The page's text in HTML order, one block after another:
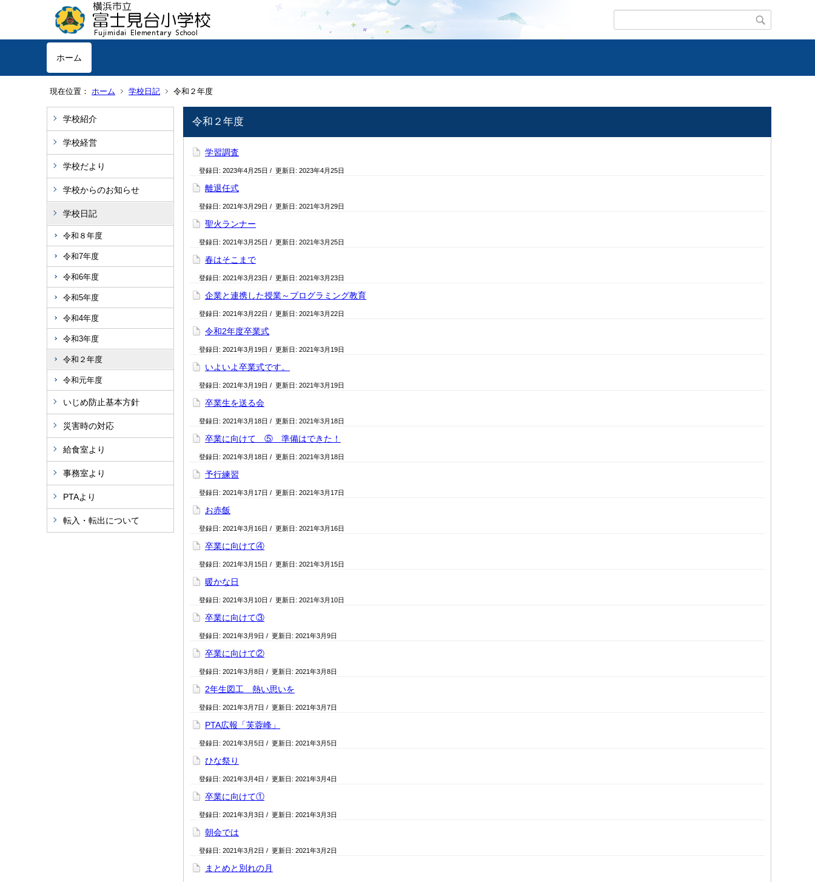
ホーム
現在位置： ホーム 学校日記 令和２年度
学校紹介
学校経営
学校だより
学校からのお知らせ
学校日記
令和８年度
令和7年度
令和6年度
令和5年度
令和4年度
令和3年度
令和２年度
令和元年度
いじめ防止基本方針
災害時の対応
給食室より
事務室より
PTAより
転入・転出について
令和２年度
学習調査
登録日: 2023年4月25日 / 更新日: 2023年4月25日
離退任式
登録日: 2021年3月29日 / 更新日: 2021年3月29日
聖火ランナー
登録日: 2021年3月25日 / 更新日: 2021年3月25日
春はそこまで
登録日: 2021年3月23日 / 更新日: 2021年3月23日
企業と連携した授業～プログラミング教育
登録日: 2021年3月22日 / 更新日: 2021年3月22日
令和2年度卒業式
登録日: 2021年3月19日 / 更新日: 2021年3月19日
いよいよ卒業式です。
登録日: 2021年3月19日 / 更新日: 2021年3月19日
卒業生を送る会
登録日: 2021年3月18日 / 更新日: 2021年3月18日
卒業に向けて ⑤ 準備はできた！
登録日: 2021年3月18日 / 更新日: 2021年3月18日
予行練習
登録日: 2021年3月17日 / 更新日: 2021年3月17日
お赤飯
登録日: 2021年3月16日 / 更新日: 2021年3月16日
卒業に向けて④
登録日: 2021年3月15日 / 更新日: 2021年3月15日
暖かな日
登録日: 2021年3月10日 / 更新日: 2021年3月10日
卒業に向けて③
登録日: 2021年3月9日 / 更新日: 2021年3月9日
卒業に向けて②
登録日: 2021年3月8日 / 更新日: 2021年3月8日
2年生図工 熱い思いを
登録日: 2021年3月7日 / 更新日: 2021年3月7日
PTA広報「芙蓉峰」
登録日: 2021年3月5日 / 更新日: 2021年3月5日
ひな祭り
登録日: 2021年3月4日 / 更新日: 2021年3月4日
卒業に向けて①
登録日: 2021年3月3日 / 更新日: 2021年3月3日
朝会では
登録日: 2021年3月2日 / 更新日: 2021年3月2日
まとめと別れの月